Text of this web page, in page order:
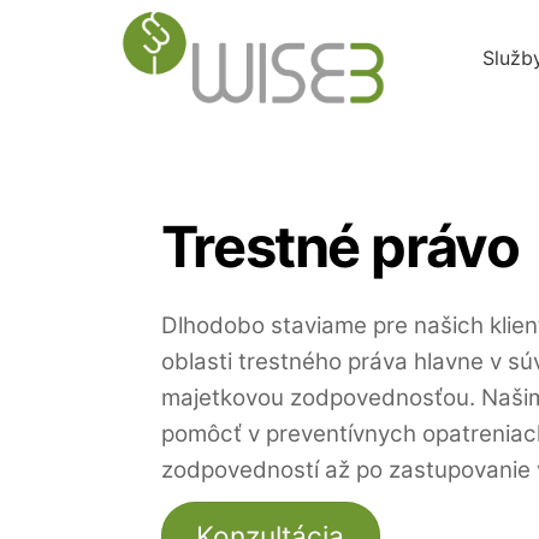
Trestné právo
Dlhodobo staviame pre našich
oblasti trestného práva hlavne v
majetkovou zodpovednosťou.
pomôcť v preventívnych
zodpovedností až po